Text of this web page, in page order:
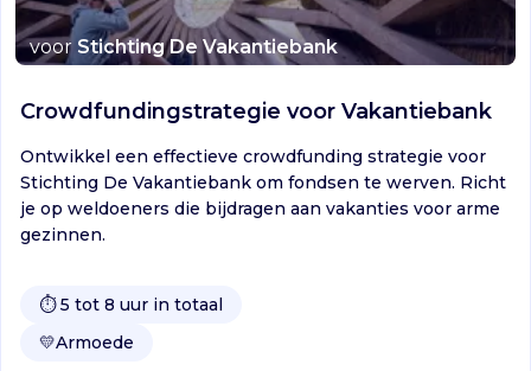
voor Stichting De Vakantiebank
Crowdfundingstrategie voor Vakantiebank
Ontwikkel een effectieve crowdfunding strategie voor
Stichting De Vakantiebank om fondsen te werven. Richt
je op weldoeners die bijdragen aan vakanties voor arme
gezinnen.
⏱️ 5 tot 8 uur in totaal
💛Armoede